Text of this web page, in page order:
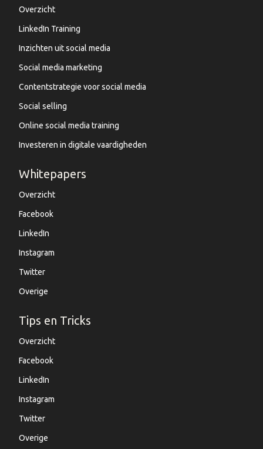
Overzicht
LinkedIn Training
Inzichten uit social media
Social media marketing
Contentstrategie voor social media
Social selling
Online social media training
Investeren in digitale vaardigheden
Whitepapers
Overzicht
Facebook
LinkedIn
Instagram
Twitter
Overige
Tips en Tricks
Overzicht
Facebook
LinkedIn
Instagram
Twitter
Overige